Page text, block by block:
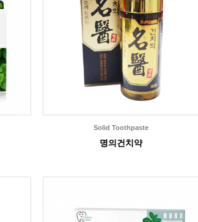
Solid Toothpaste
명의건치약